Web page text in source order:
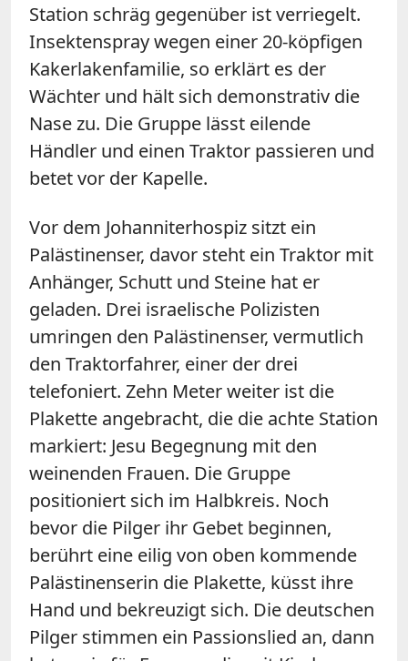
Station schräg gegenüber ist verriegelt.
Insektenspray wegen einer 20-köpfigen
Kakerlakenfamilie, so erklärt es der
Wächter und hält sich demonstrativ die
Nase zu. Die Gruppe lässt eilende
Händler und einen Traktor passieren und
betet vor der Kapelle.
Vor dem Johanniterhospiz sitzt ein
Palästinenser, davor steht ein Traktor mit
Anhänger, Schutt und Steine hat er
geladen. Drei israelische Polizisten
umringen den Palästinenser, vermutlich
den Traktorfahrer, einer der drei
telefoniert. Zehn Meter weiter ist die
Plakette angebracht, die die achte Station
markiert: Jesu Begegnung mit den
weinenden Frauen. Die Gruppe
positioniert sich im Halbkreis. Noch
bevor die Pilger ihr Gebet beginnen,
berührt eine eilig von oben kommende
Palästinenserin die Plakette, küsst ihre
Hand und bekreuzigt sich. Die deutschen
Pilger stimmen ein Passionslied an, dann